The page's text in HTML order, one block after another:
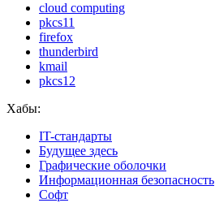
cloud computing
pkcs11
firefox
thunderbird
kmail
pkcs12
Хабы:
IT-стандарты
Будущее здесь
Графические оболочки
Информационная безопасность
Софт